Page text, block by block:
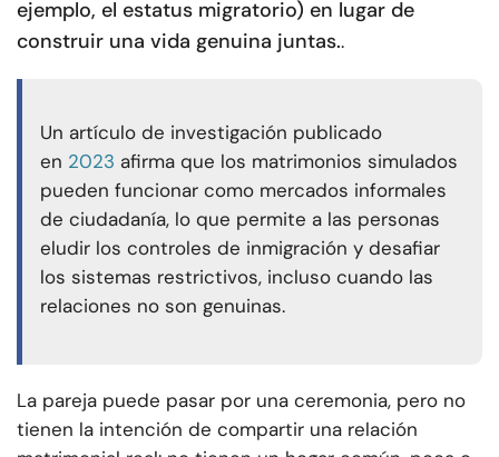
ejemplo, el estatus migratorio) en lugar de
construir una vida genuina juntas..
Un artículo de investigación publicado
en 2023 afirma que los matrimonios simulados
pueden funcionar como mercados informales
de ciudadanía, lo que permite a las personas
eludir los controles de inmigración y desafiar
los sistemas restrictivos, incluso cuando las
relaciones no son genuinas.
La pareja puede pasar por una ceremonia, pero no
tienen la intención de compartir una relación